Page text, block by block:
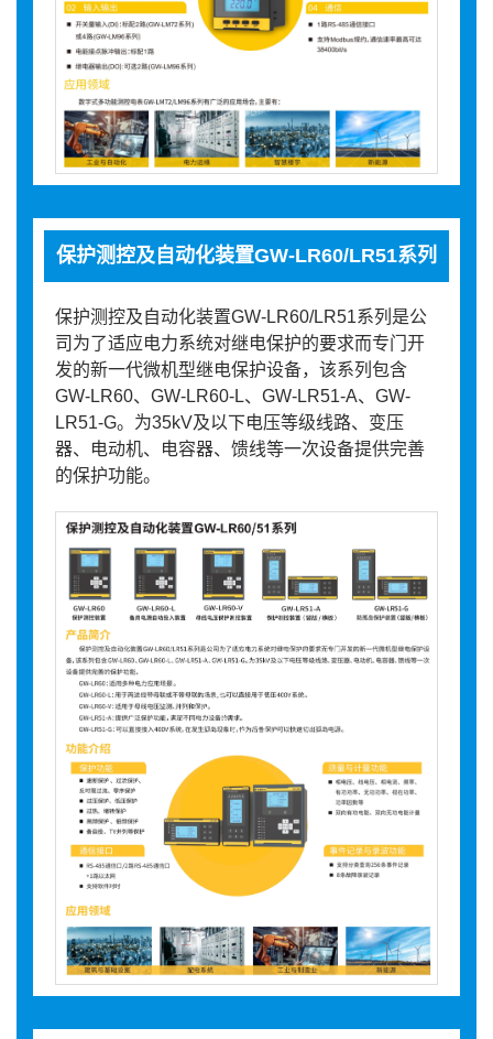
保护测控及自动化装置GW-LR60/LR51系列
保护测控及自动化装置GW-LR60/LR51系列是公
司为了适应电力系统对继电保护的要求而专门开
发的新一代微机型继电保护设备，该系列包含
GW-LR60、GW-LR60-L、GW-LR51-A、GW-
LR51-G。为35kV及以下电压等级线路、变压
器、电动机、电容器、馈线等一次设备提供完善
的保护功能。